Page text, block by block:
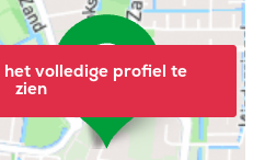
het volledige profiel te
zien